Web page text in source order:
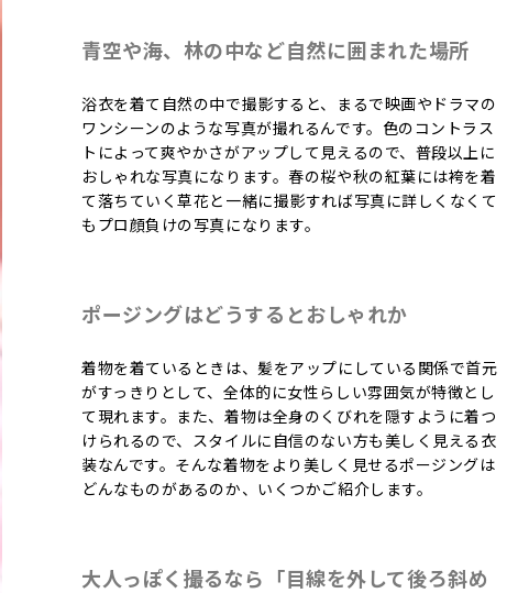
青空や海、林の中など自然に囲まれた場所
浴衣を着て自然の中で撮影すると、まるで映画やドラマの
ワンシーンのような写真が撮れるんです。色のコントラス
トによって爽やかさがアップして見えるので、普段以上に
おしゃれな写真になります。春の桜や秋の紅葉には袴を着
て落ちていく草花と一緒に撮影すれば写真に詳しくなくて
もプロ顔負けの写真になります。
ポージングはどうするとおしゃれか
着物を着ているときは、髪をアップにしている関係で首元
がすっきりとして、全体的に女性らしい雰囲気が特徴とし
て現れます。また、着物は全身のくびれを隠すように着つ
けられるので、スタイルに自信のない方も美しく見える衣
装なんです。そんな着物をより美しく見せるポージングは
どんなものがあるのか、いくつかご紹介します。
大人っぽく撮るなら「目線を外して後ろ斜め